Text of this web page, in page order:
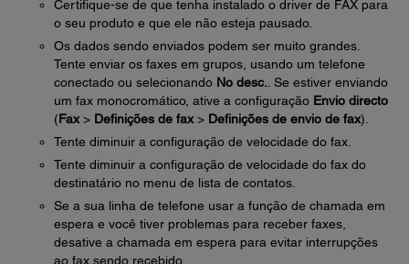
Certifique-se de que tenha instalado o driver de FAX para
o seu produto e que ele não esteja pausado.
Os dados sendo enviados podem ser muito grandes.
Tente enviar os faxes em grupos, usando um telefone
conectado ou selecionando No desc. . Se estiver enviando
um fax monocromático, ative a configuração Envio directo
(Fax> Definições de fax> Definições de envio de fax).
Tente diminuir a configuração de velocidade do fax.
Tente diminuir a configuração de velocidade do fax do
destinatário no menu de lista de contatos.
Se a sua linha de telefone usar a função de chamada em
espera e você tiver problemas para receber faxes,
desative a chamada em espera para evitar interrupções
ao fax sendo recebido.